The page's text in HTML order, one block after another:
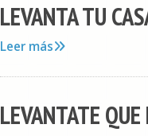
LEVANTA TU
Leer más
LEVANTATE